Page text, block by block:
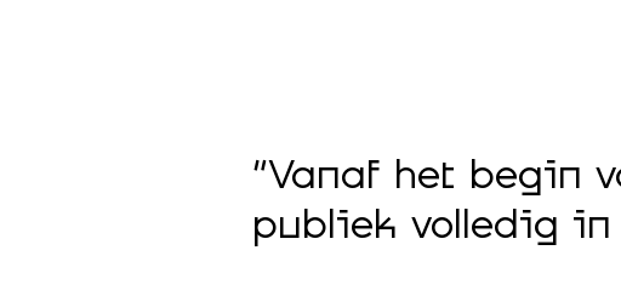
“Vanaf het begin
publiek volledig in